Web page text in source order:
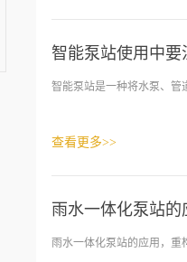
智能泵站使用中
智能泵站是一种将水泵、管
查看更多>>
雨水一体化泵站
雨水一体化泵站的应用，重